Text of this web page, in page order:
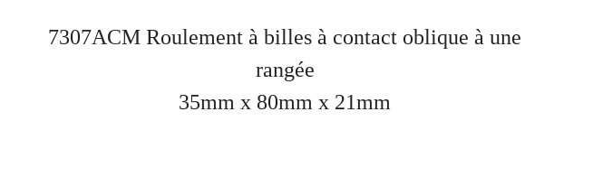
7307ACM Roulement à billes à contact oblique à une
rangée
35mm x 80mm x 21mm